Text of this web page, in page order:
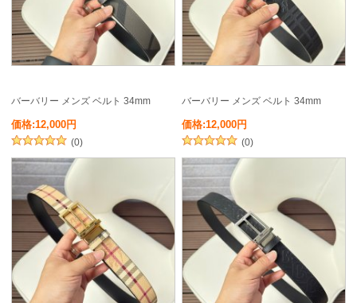
バーバリー メンズ ベルト 34mm
価格:12,000円
(0)
バーバリー メンズ ベルト 34mm
価格:12,000円
(0)